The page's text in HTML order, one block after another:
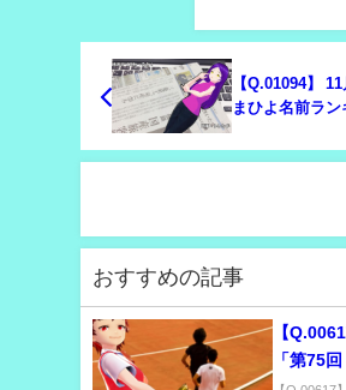
【Q.01094】
まひよ名前ラン
おすすめの記事
【
「第75